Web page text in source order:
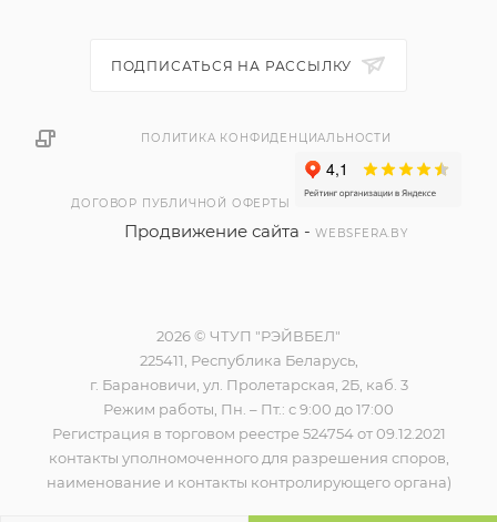
ПОДПИСАТЬСЯ НА РАССЫЛКУ
ПОЛИТИКА КОНФИДЕНЦИАЛЬНОСТИ
ДОГОВОР ПУБЛИЧНОЙ ОФЕРТЫ
Продвижение сайта -WEBSFERA.BY
2026 © ЧТУП "РЭЙВБЕЛ"
225411, Республика Беларусь,
г. Барановичи, ул. Пролетарская, 2Б, каб. 3
Режим работы, Пн. – Пт.: с 9:00 до 17:00
Регистрация в торговом реестре 524754 от 09.12.2021
контакты уполномоченного для разрешения споров,
наименование и контакты контролирующего органа)